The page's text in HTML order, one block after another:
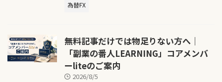
為替FX
無料記事だけでは物足りない方へ｜
「副業の番人LEARNING」コアメンバ
ーliteのご案内
2026/8/5